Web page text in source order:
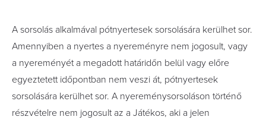
A sorsolás alkalmával pótnyertesek sorsolására kerülhet sor.
Amennyiben a nyertes a nyereményre nem jogosult, vagy
a nyereményét a megadott határidőn belül vagy előre
egyeztetett időpontban nem veszi át, pótnyertesek
sorsolására kerülhet sor. A nyereménysorsoláson történő
részvételre nem jogosult az a Játékos, aki a jelen